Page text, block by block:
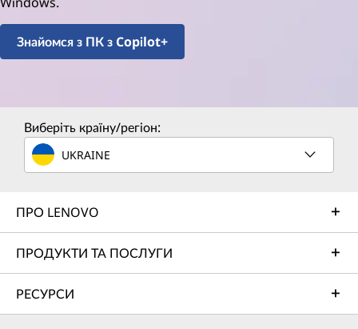
Знайомся з ПК з Copilot+
Виберіть країну/регіон:
UKRAINE
ПРО LENOVO
ПРОДУКТИ ТА ПОСЛУГИ
РЕСУРСИ